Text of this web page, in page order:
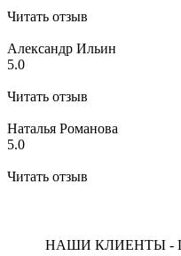
Читать отзыв
Александр Ильин
5.0
Читать отзыв
Наталья Романова
5.0
Читать отзыв
НАШИ КЛИЕНТЫ -